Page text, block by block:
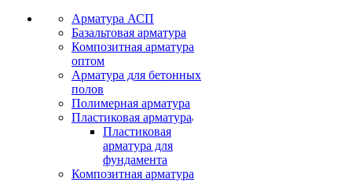
Арматура АСП
Базальтовая арматура
Композитная арматура
оптом
Арматура для бетонных
полов
Полимерная арматура
Пластиковая арматура
Пластиковая
арматура для
фундамента
Композитная арматура